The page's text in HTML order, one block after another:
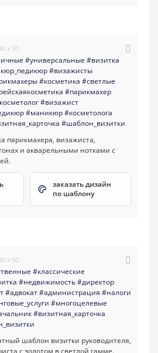
x 50
#универсальные #визитка
#визажисты
#косметика #светлые
#парикмахер
#визажист
#маникюр#косметолога
#шаблон_визитки
заказать дизайн
по шаблону
x 50
#классические
#недвижимость#директор
#адвокат#администрация #налоги
#многоцелевые
#визитная_карточка